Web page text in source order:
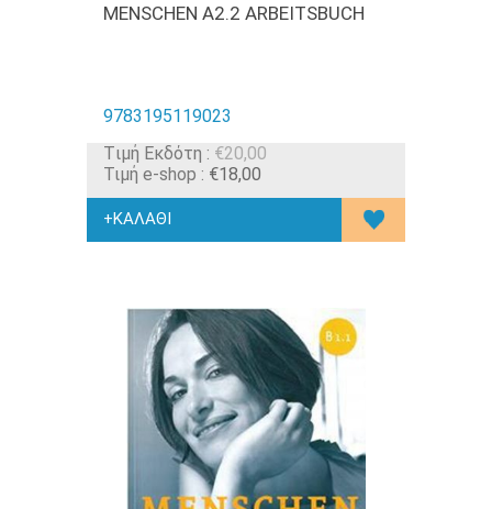
MENSCHEN A2.2 ARBEITSBUCH
9783195119023
Tιμή Εκδότη : €20,00
Τιμή e-shop : €18,00